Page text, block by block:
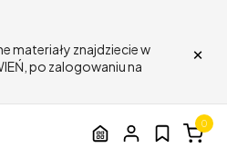
materiały znajdziecie w
po zalogowaniu na
×
0